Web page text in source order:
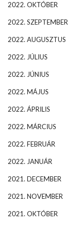
2022. OKTÓBER
2022. SZEPTEMBER
2022. AUGUSZTUS
2022. JÚLIUS
2022. JÚNIUS
2022. MÁJUS
2022. ÁPRILIS
2022. MÁRCIUS
2022. FEBRUÁR
2022. JANUÁR
2021. DECEMBER
2021. NOVEMBER
2021. OKTÓBER